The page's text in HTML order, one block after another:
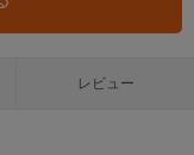
レビュー